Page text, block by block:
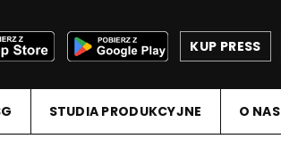
KUP PRESS
STUDIA PRODUKCYJNE O NAS